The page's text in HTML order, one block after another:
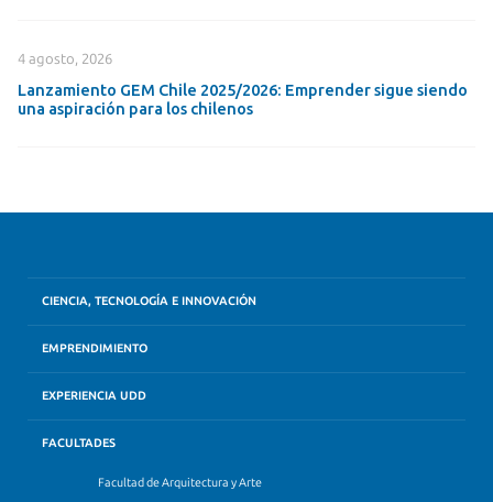
4 agosto, 2026
Lanzamiento GEM Chile 2025/2026: Emprender sigue siendo
una aspiración para los chilenos
CIENCIA, TECNOLOGÍA E INNOVACIÓN
EMPRENDIMIENTO
EXPERIENCIA UDD
FACULTADES
Facultad de Arquitectura y Arte